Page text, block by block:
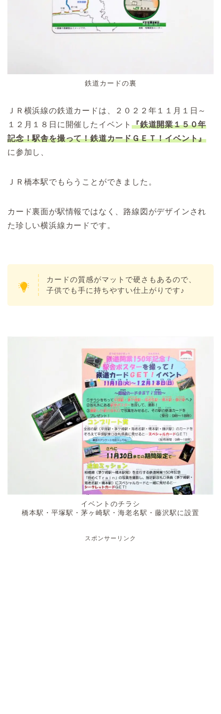
鉄道カードの裏
ＪＲ横浜線の鉄道カードは、２０２２年１１月１日～
１２月１８日に開催したイベント『鉄道開業１５０年
記念！駅舎を撮って！鉄道カードＧＥＴ！イベント』
に参加し、
ＪＲ橋本駅でもらうことができました。
カード裏面が駅情報ではなく、路線図がデザインされ
た珍しい横浜線カードです。
カードの質感がマットで硬さもあるので、
子供でも手に持ちやすい仕上がりです♪
イベントのチラシ
橋本駅・平塚駅・茅ヶ崎駅・海老名駅・藤沢駅に設置
スポンサーリンク